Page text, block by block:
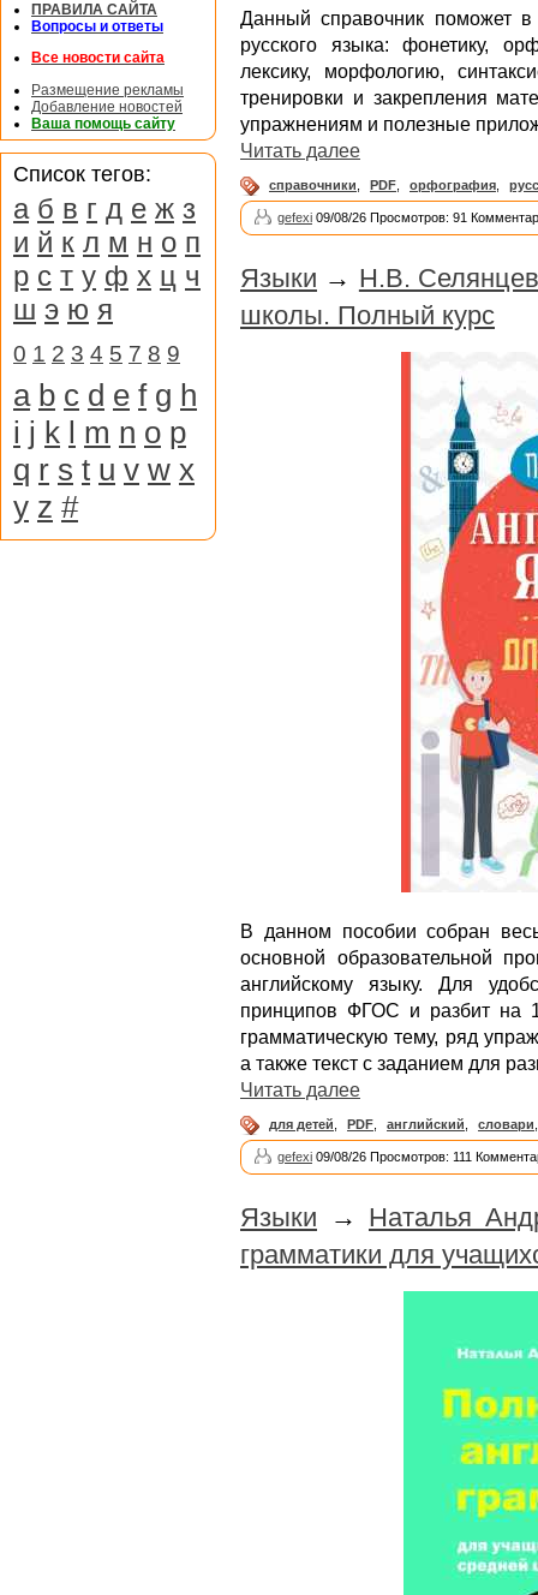
Данный справочник поможет в
русского языка: фонетику,
лексику, морфологию,
тренировки и закрепления
упражнениям и полезные
Читать далее
справочники PDF орфография
gefexi 09/08/26 Просмотров: 91
Языки → Н.В.
школы. Полный курс
В данном пособии собран
основной образовательной
английскому языку. Для
принципов ФГОС и разбит на
грамматическую тему, ряд
а также текст с заданием для
Читать далее
для детей PDF английский словари
gefexi 09/08/26 Просмотров: 111
Языки → Наталья
грамматики для
ПРАВИЛА САЙТА
Вопросы и ответы
Все новости сайта
Размещение рекламы
Добавление новостей
Ваша помощь сайту
Список тегов:
а б в г д е ж з
и й к л м н о п
р с т у ф х ц ч
ш э ю я
0 1 2 3 4 5 7 8 9
a b c d e f g h
i j k l m n o p
q r s t u v w x
y z #